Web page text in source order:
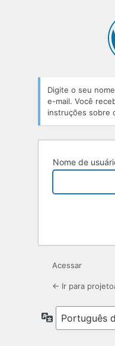
Digite o seu
e-mail. Você
instruções sobre
Nome de
Acessar
← Ir para
Idioma